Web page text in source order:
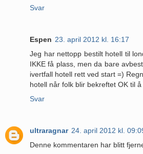
Svar
Espen 23. april 2012 kl. 16:17
Jeg har nettopp bestilt hotell til
IKKE få plass, men da bare
ivertfall hotell rett ved start =)
hotell når folk blir bekreftet OK til å
Svar
ultraragnar 24. april 2012 kl.
Denne kommentaren har blitt